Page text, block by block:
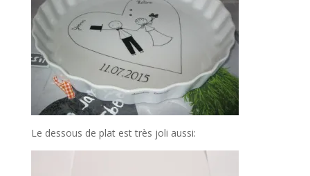
Le dessous de plat est très joli aussi: